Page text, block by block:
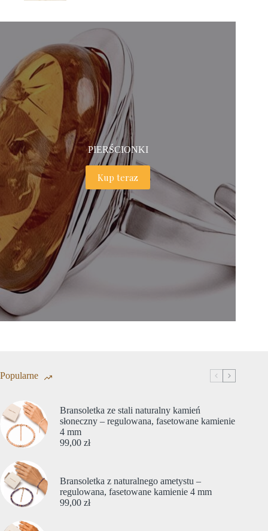
PIERŚCIONKI
Kup teraz
Popularne
Bransoletka ze stali naturalny kamień
słoneczny – regulowana, fasetowane kamienie
4 mm
99,00 zł
Bransoletka z naturalnego ametystu –
regulowana, fasetowane kamienie 4 mm
99,00 zł